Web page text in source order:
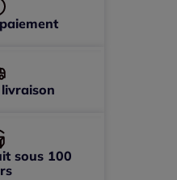
sous 100